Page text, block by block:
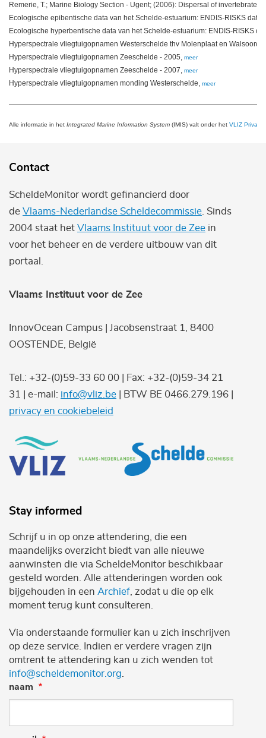
Remerie, T.; Marine Biology Section - Ugent; (2006): Dispersal of invertebrate
Ecologische epibentische data van het Schelde-estuarium: ENDIS-RISKS
Ecologische hyperbentische data van het Schelde-estuarium: ENDIS-RISKS
Hyperspectrale vliegtuigopnamen Westerschelde thv Molenplaat en
Hyperspectrale vliegtuigopnamen Zeeschelde - 2005, meer
Hyperspectrale vliegtuigopnamen Zeeschelde - 2007, meer
Hyperspectrale vliegtuigopnamen monding Westerschelde, meer
Alle informatie in het Integrated Marine Information System (IMIS) valt onder het VLIZ Privacy
Contact
ScheldeMonitor wordt gefinancierd door
de Vlaams-Nederlandse Scheldecommissie . Sinds
2004 staat het Vlaams Instituut voor de Zee in
voor het beheer en de verdere uitbouw van dit
portaal.
Vlaams Instituut voor de Zee
InnovOcean Campus | Jacobsenstraat 1, 8400
OOSTENDE, België
Tel.: +32-(0)59-33 60 00 | Fax: +32-(0)59-34 21
31 | e-mail: info@vliz.be | BTW BE 0466.279.196 |
privacy en cookiebeleid
Stay informed
Schrijf u in op onze attendering, die een
maandelijks overzicht biedt van alle nieuwe
aanwinsten die via ScheldeMonitor beschikbaar
gesteld worden. Alle attenderingen worden ook
bijgehouden in een Archief , zodat u die op elk
moment terug kunt consulteren.
Via onderstaande formulier kan u zich inschrijven
op deze service. Indien er verdere vragen zijn
omtrent te attendering kan u zich wenden tot
info@scheldemonitor.org
naam